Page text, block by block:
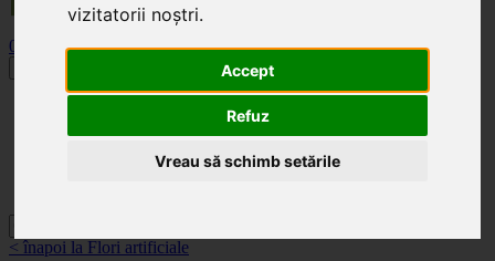
vizitatorii noștri.
Accept
Refuz
Vreau să schimb setările
0
< înapoi la Flori artificiale